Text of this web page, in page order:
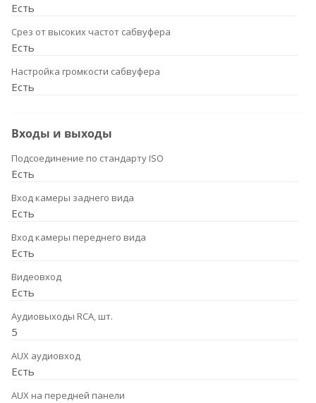
Есть
Срез от высоких частот сабвуфера
Есть
Настройка громкости сабвуфера
Есть
Входы и выходы
Подсоединение по стандарту ISO
Есть
Вход камеры заднего вида
Есть
Вход камеры переднего вида
Есть
Видеовход
Есть
Аудиовыходы RCA, шт.
5
AUX аудиовход
Есть
AUX на передней панели